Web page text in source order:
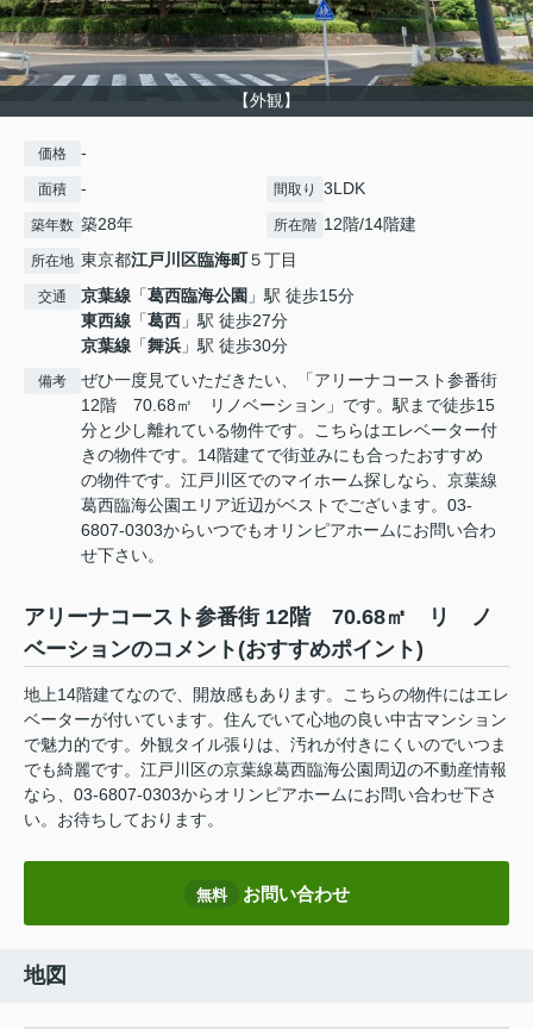
【外観】
価格 -
面積 - 間取り 3LDK
築年数 築28年 所在階 12階/14階建
所在地 東京都江戸川区臨海町５丁目
交通 京葉線 「葛西臨海公園 」駅 徒歩15分
東西線 「葛西 」駅 徒歩27分
京葉線 「舞浜 」駅 徒歩30分
備考
ぜひ一度見ていただきたい、「アリーナコースト参番街
12階 70.68㎡ リノベーション」です。駅まで徒歩15
分と少し離れている物件です。こちらはエレベーター付
きの物件です。14階建てで街並みにも合ったおすすめ
の物件です。江戸川区でのマイホーム探しなら、京葉線
葛西臨海公園エリア近辺がベストでございます。03-
6807-0303からいつでもオリンピアホームにお問い合わ
せ下さい。
アリーナコースト参番街 12階 70.68㎡ リ ノ
ベーションのコメント(おすすめポイント)
地上14階建てなので、開放感もあります。こちらの物件にはエレ
ベーターが付いています。住んでいて心地の良い中古マンション
で魅力的です。外観タイル張りは、汚れが付きにくいのでいつま
でも綺麗です。江戸川区の京葉線葛西臨海公園周辺の不動産情報
なら、03-6807-0303からオリンピアホームにお問い合わせ下さ
い。お待ちしております。
無料 お問い合わせ
地図